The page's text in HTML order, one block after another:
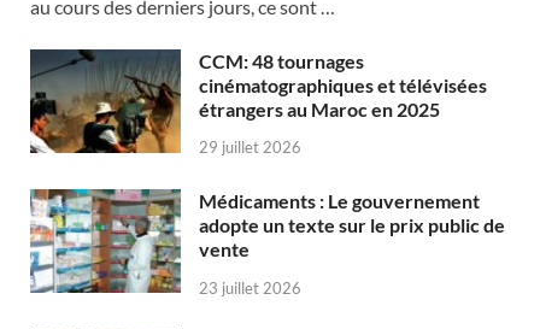
au cours des derniers jours, ce sont …
CCM: 48 tournages
cinématographiques et télévisées
étrangers au Maroc en 2025
29 juillet 2026
Médicaments : Le gouvernement
adopte un texte sur le prix public de
vente
23 juillet 2026